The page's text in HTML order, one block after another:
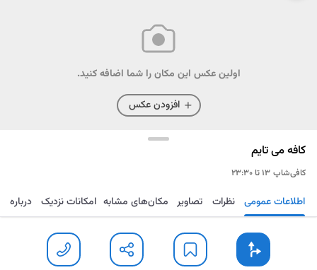
اولین عکس این مکان را شما اضافه کنید.
افزودن عکس
کافه می تایم
کافی‌شاپ ۱۳ تا ۲۳:۳۰
مسیریابی ذخیره ارسال تماس اطلاعات عمومی نظرات تصاویر مکان‌های مشابه امکانات نزدیک درباره